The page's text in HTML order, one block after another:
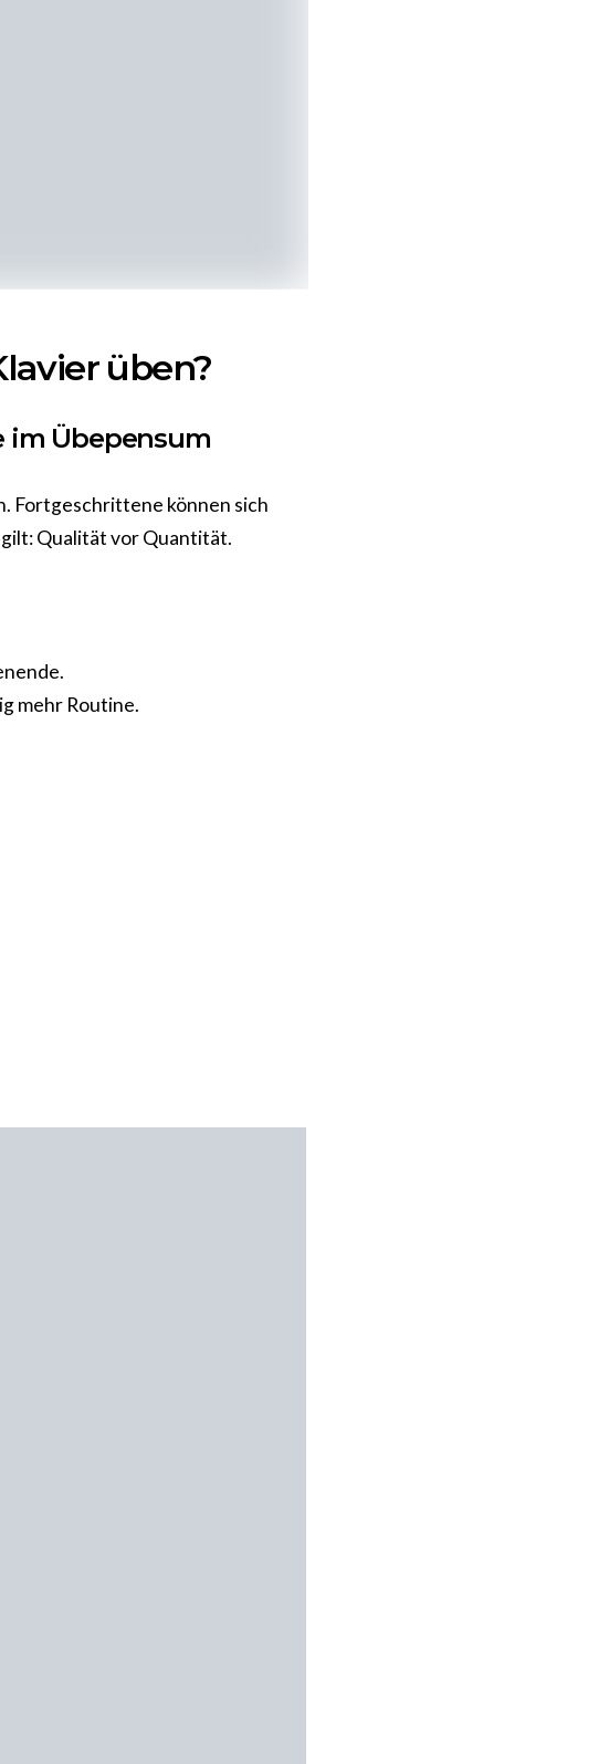
üben?
im Übepensum
Fortgeschrittene können sich
Qualität vor Quantität.
mehr Routine.